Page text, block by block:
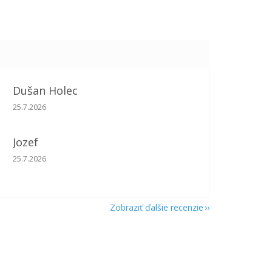
Dušan Holec
Hodnotenie obchodu je 5 z 5 hviezdičiek.
25.7.2026
Jozef
Hodnotenie obchodu je 5 z 5 hviezdičiek.
25.7.2026
Zobraziť ďalšie recenzie